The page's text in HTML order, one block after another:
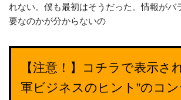
れない。僕も最初はそうだった。情報がバ
要なのかが分からないの
【注意！】コチラで表示さ
軍ビジネスのヒント”のコ